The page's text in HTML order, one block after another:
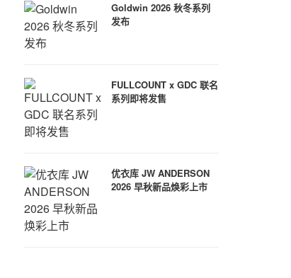
Goldwin 2026 秋冬系列
发布
FULLCOUNT x GDC 联名
系列即将发售
优衣库 JW ANDERSON
2026 早秋新品焕彩上市